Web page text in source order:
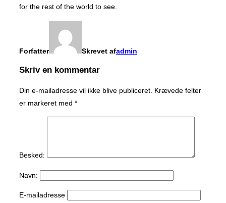
for the rest of the world to see.
Forfatter Skrevet afadmin
Skriv en kommentar
Din e-mailadresse vil ikke blive publiceret. Krævede felter
er markeret med *
Besked:
Navn:
E-mailadresse